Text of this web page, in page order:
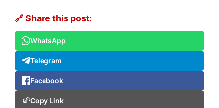
🔗 Share this post:
WhatsApp
Telegram
Facebook
Copy Link